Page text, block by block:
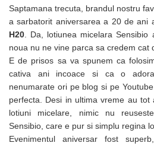
Saptamana trecuta, brandul nostru
a sarbatorit aniversarea a 20 de ani
H20 . Da, lotiunea micelara
noua nu ne vine parca sa credem cat
E de prisos sa va spunem ca
cativa ani incoace si ca o
nenumarate ori pe blog si pe
perfecta. Desi in ultima vreme au
lotiuni micelare, nimic nu
Sensibio, care e pur si simplu regina
Evenimentul aniversar fost